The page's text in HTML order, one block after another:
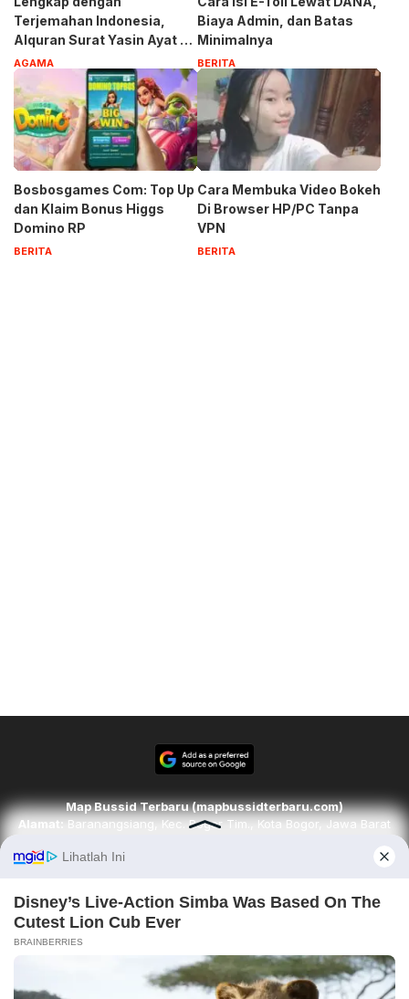
Terjemahan Indonesia,
Alquran Surat Yasin Ayat 1-
83
AGAMA
Biaya Admin, dan Batas
Minimalnya
BERITA
Bosbosgames Com: Top Up
dan Klaim Bonus Higgs
Domino RP
BERITA
Cara Membuka Video Bokeh
Di Browser HP/PC Tanpa
VPN
BERITA
Map Bussid Terbaru (mapbussidterbaru.com)
Alamat: Baranangsiang, Kec. Bogor Tim., Kota Bogor, Jawa Barat
Email:
Ikuti kami di
Kode Etik Pedoman Media Siber
Karir